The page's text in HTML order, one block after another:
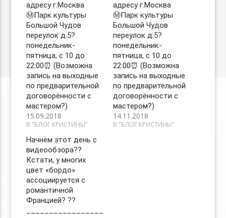
адресу г.Москва
Ⓜ️Парк культуры
Большой Чудов
переулок д.5?
понедельник-
пятница, с 10 до
22:00⏰ (Возможна
запись на выходные
по предварительной
договорённости с
мастером?)
15.09.2018
В "БЛОГ КРИСТИНЫ"
адресу г.Москва
Ⓜ️Парк культуры
Большой Чудов
переулок д.5?
понедельник-
пятница, с 10 до
22:00⏰ (Возможна
запись на выходные
по предварительной
договорённости с
мастером?)
14.11.2018
В "БЛОГ КРИСТИНЫ"
Начнём этот день с
видеообзора??
Кстати, у многих
цвет «бордо»
ассоциируется с
романтичной
Францией? ??